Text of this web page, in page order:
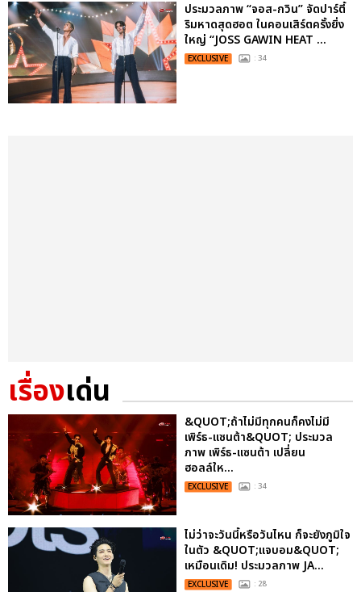
ประมวลภาพ “จอส-กวิน” จัดปาร์ตี้
ริมหาดสุดฮอต ในคอนเสิร์ตครั้งยิ่ง
ใหญ่ “JOSS GAWIN HEAT ...
EXCLUSIVE : 34
เรื่องเด่น
&QUOT;ถ้าไม่มีทุกคนก็คงไม่มี
เพิร์ธ-แซนต้า&QUOT; ประมวล
ภาพ เพิร์ธ-แซนต้า เปลี่ยน
ฮอลล์ให...
EXCLUSIVE : 34
ไม่ว่าจะวันนี้หรือวันไหน ก็จะยังภูมิใจ
ในตัว &QUOT;แจบอม&QUOT;
เหมือนเดิม! ประมวลภาพ JA...
EXCLUSIVE : 28